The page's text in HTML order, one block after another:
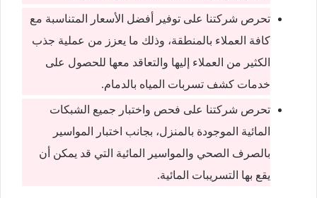
تحرص شركتنا على توفير أفضل الأسعار المتناسبة مع
كافة العملاء بالمنطقة، وذلك ما يعزز من عملية جذب
الكثير من العملاء إليها والتعاقد معها للحصول على
خدمات كشف تسربات المياه بالدمام.
تحرص شركتنا على فحص واختبار جميع الشبكات
المائية الموجودة بالمنزل، بجانب اختبار المواسير
بالصرف الصحي والمواسير المائية التي قد يمكن أن
يقع بها التسريبات المائية.